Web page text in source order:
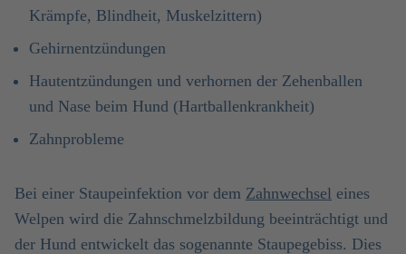
Krämpfe, Blindheit, Muskelzittern)
Gehirnentzündungen
Hautentzündungen und verhornen der Zehenballen
und Nase beim Hund (Hartballenkrankheit)
Zahnprobleme
Bei einer Staupeinfektion vor dem Zahnwechsel eines
Welpen wird die Zahnschmelzbildung beeinträchtigt und
der Hund entwickelt das sogenannte Staupegebiss. Dies